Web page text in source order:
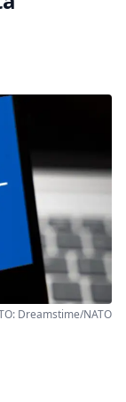
Dreamstime/NATO